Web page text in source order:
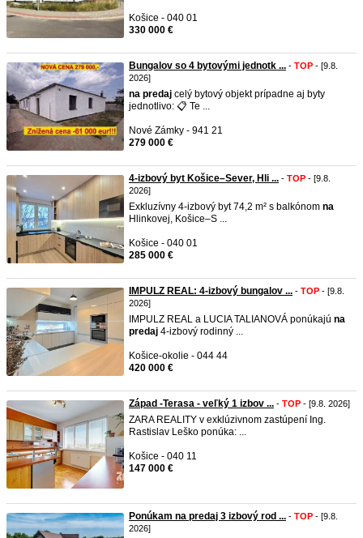
Košice - 040 01
330 000 €
Bungalov so 4 bytovými jednotk ... - TOP - [9.8.
2026]
na predaj celý bytový objekt prípadne aj byty
jednotlivo: 📋 Te ...
Nové Zámky - 941 21
279 000 €
4-izbový byt Košice–Sever, Hli ... - TOP - [9.8.
2026]
Exkluzívny 4-izbový byt 74,2 m² s balkónom na
Hlinkovej, Košice–S ...
Košice - 040 01
285 000 €
IMPULZ REAL: 4-izbový bungalov ... - TOP - [9.8.
2026]
IMPULZ REAL a LUCIA TALIANOVÁ ponúkajú na
predaj 4-izbový rodinný ...
Košice-okolie - 044 44
420 000 €
Západ -Terasa - veľký 1 izbov ... - TOP - [9.8. 2026]
ZARA REALITY v exklúzivnom zastúpení Ing.
Rastislav Leško ponúka: ...
Košice - 040 11
147 000 €
Ponúkam na predaj 3 izbový rod ... - TOP - [9.8.
2026]